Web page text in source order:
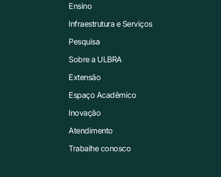
Ensino
Infraestrutura e Serviços
Pesquisa
Sobre a ULBRA
Extensão
Espaço Acadêmico
Inovação
Atendimento
Trabalhe conosco